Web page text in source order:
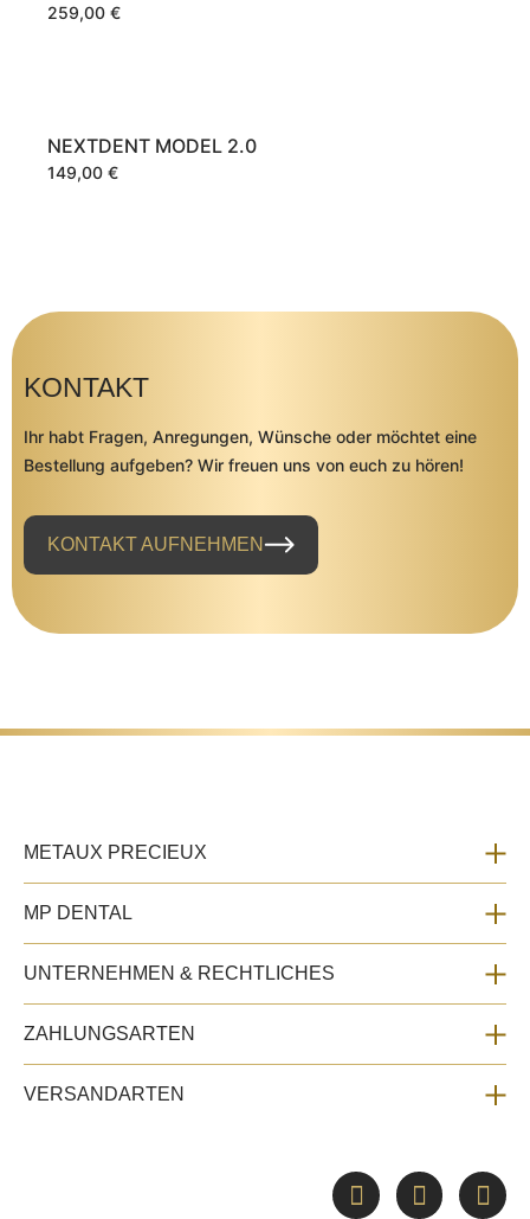
259,00 €
NEXTDENT MODEL 2.0
149,00 €
KONTAKT
Ihr habt Fragen, Anregungen, Wünsche oder möchtet eine
Bestellung aufgeben? Wir freuen uns von euch zu hören!
KONTAKT AUFNEHMEN
METAUX PRECIEUX
MP DENTAL
UNTERNEHMEN & RECHTLICHES
ZAHLUNGSARTEN
VERSANDARTEN